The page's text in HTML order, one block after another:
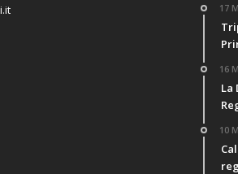
17
16
La
10